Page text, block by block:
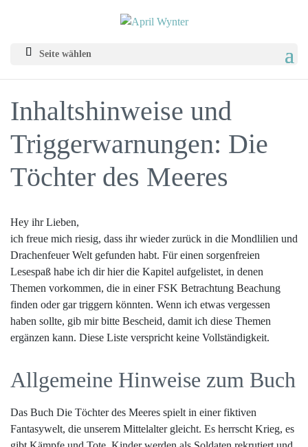
Seite wählen
Inhaltshinweise und
Triggerwarnungen: Die
Töchter des Meeres
Hey ihr Lieben,
ich freue mich riesig, dass ihr wieder zurück in die Mondlilien und
Drachenfeuer Welt gefunden habt. Für einen sorgenfreien
Lesespaß habe ich dir hier die Kapitel aufgelistet, in denen
Themen vorkommen, die in einer FSK Betrachtung Beachung
finden oder gar triggern könnten. Wenn ich etwas vergessen
haben sollte, gib mir bitte Bescheid, damit ich diese Themen
ergänzen kann. Diese Liste verspricht keine Vollständigkeit.
Allgemeine Hinweise zum Buch
Das Buch Die Töchter des Meeres spielt in einer fiktiven
Fantasywelt, die unserem Mittelalter gleicht. Es herrscht Krieg, es